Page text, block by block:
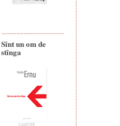
Sînt un om de
stînga